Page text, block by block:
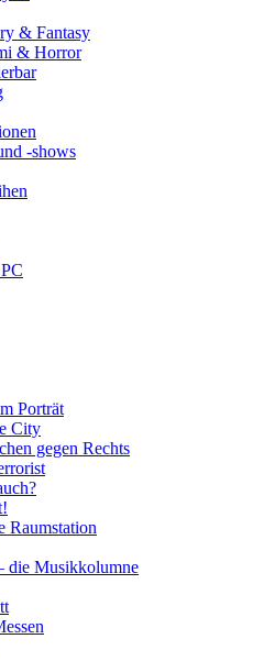
& Fantasy
& Horror
-shows
Porträt
City
gegen Rechts
Raumstation
die Musikkolumne